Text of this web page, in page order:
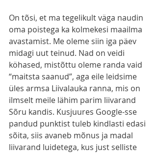
On tõsi, et ma tegelikult väga naudin
oma poistega ka kolmekesi maailma
avastamist. Me oleme siin iga päev
midagi uut teinud. Nad on veidi
köhased, mistõttu oleme randa vaid
“maitsta saanud”, aga eile leidsime
üles armsa Liivalauka ranna, mis on
ilmselt meile lähim parim liivarand
Sõru kandis. Kusjuures Google-sse
pandud punktist tuleb kindlasti edasi
sõita, siis avaneb mõnus ja madal
liivarand luidetega, kus just selliste